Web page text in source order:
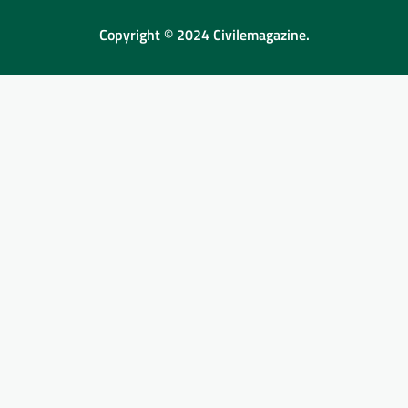
Copyright © 2024 Civilemagazine.